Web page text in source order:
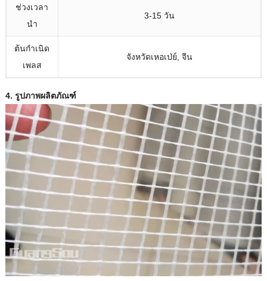
ช่วงเวลา
นำ
3-15 วัน
ต้นกําเนิด
เพลส
จังหวัดเหอเป่ย์, จีน
4. รูปภาพผลิตภัณฑ์